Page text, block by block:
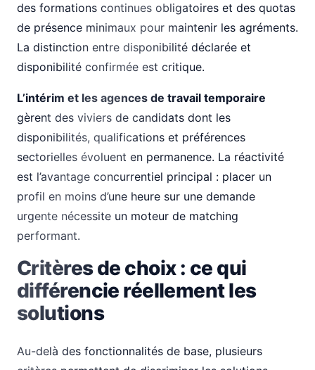
des formations continues obligatoires et des quotas
de présence minimaux pour maintenir les agréments.
La distinction entre disponibilité déclarée et
disponibilité confirmée est critique.
L’intérim et les agences de travail temporaire
gèrent des viviers de candidats dont les
disponibilités, qualifications et préférences
sectorielles évoluent en permanence. La réactivité
est l’avantage concurrentiel principal : placer un
profil en moins d’une heure sur une demande
urgente nécessite un moteur de matching
performant.
Critères de choix : ce qui
différencie réellement les
solutions
Au-delà des fonctionnalités de base, plusieurs